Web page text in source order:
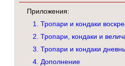
Приложения:
1. Тропари и кондаки
2. Тропари, кондаки и
3. Тропари и кондаки
4. Дополнение